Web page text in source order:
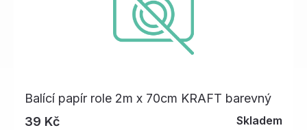
Balící papír role 2m x 70cm KRAFT barevný
39 Kč
Skladem